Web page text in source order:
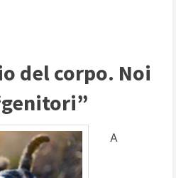
del corpo. Noi
A